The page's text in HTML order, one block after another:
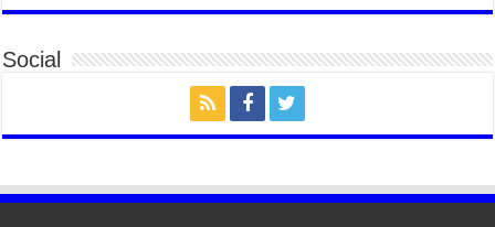
ТӨРИЙН ДАЛБААНЫ ӨДӨРТ ЗОРИУЛСАН
2026 оны 7 сар 14 / 17 цаг 47 минут
Өв соёлоо тээж яваа уяачдын галаар УИХ-ын
дарга С.Бямбацогт зочлон баяр хүргэв
2026 оны 7 сар 14 / 17 цаг 40 минут
наадмын нээлтэд оролцон, сурын талбай,
шагайн асарт зочиллоо
Social